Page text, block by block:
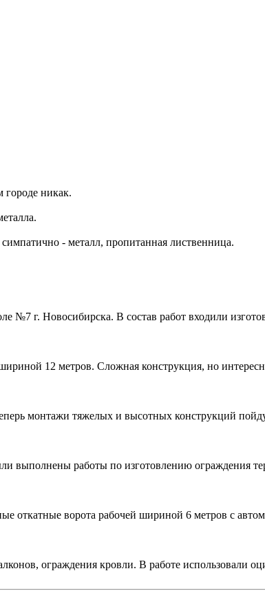
никак.
- металл, пропитанная лиственница.
№7 г. Новосибирска. В состав работ входили
12 метров. Сложная конструкция, но
монтажи тяжелых и высотных конструкций
выполнены работы по изготовлению ограждения
ворота рабочей шириной 6 метров с
ограждения кровли. В работе использовали